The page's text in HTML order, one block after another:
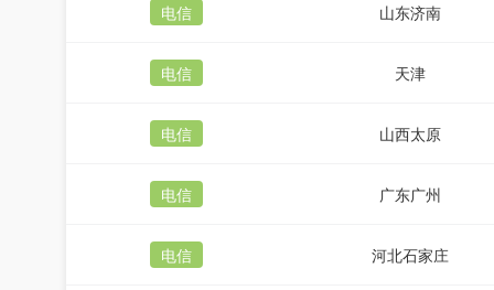
电信 山东济南
电信 天津
电信 山西太原
电信 广东广州
电信 河北石家庄